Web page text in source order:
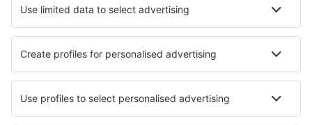
Barcelona
Murcia
San Pablo (SVQ)